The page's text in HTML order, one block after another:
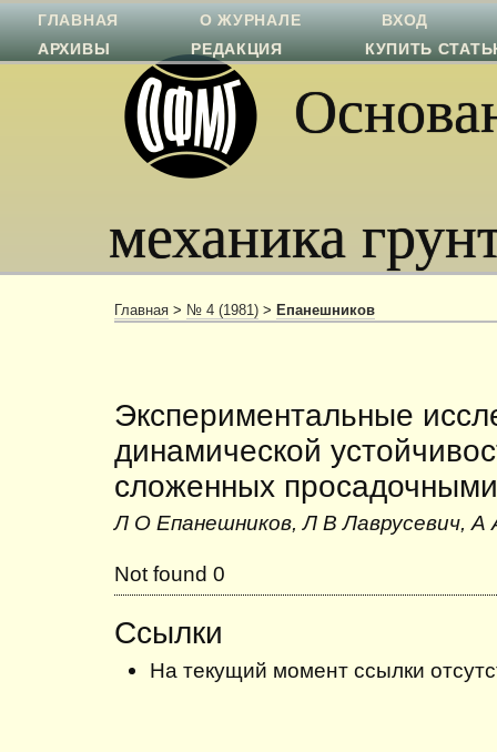
механика
ГЛАВНАЯ О ЖУРНАЛЕ
ВХОД
АРХИВЫ
РЕДАКЦИЯ КУПИТЬ
Главная > № 4 (1981) > Епанешников
Экспериментальные
динамической
сложенных
Л О Епанешников, Л В Лаврусевич, А
Not found 0
Ссылки
На текущий момент ссылки